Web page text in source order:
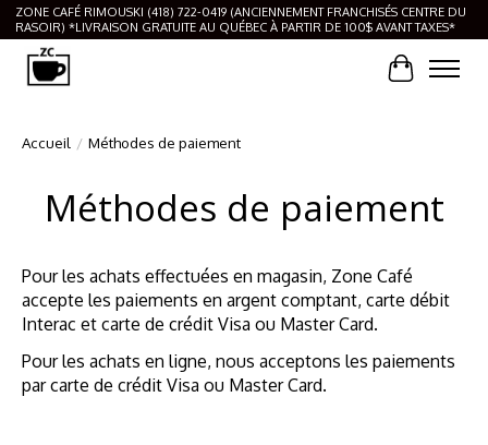
ZONE CAFÉ RIMOUSKI (418) 722-0419 (ANCIENNEMENT FRANCHISÉS CENTRE DU
RASOIR) *LIVRAISON GRATUITE AU QUÉBEC À PARTIR DE 100$ AVANT TAXES*
Panier
Accueil / Méthodes de paiement
Méthodes de paiement
Pour les achats effectuées en magasin, Zone Café
accepte les paiements en argent comptant, carte débit
Interac et carte de crédit Visa ou Master Card.
Pour les achats en ligne, nous acceptons les paiements
par carte de crédit Visa ou Master Card.